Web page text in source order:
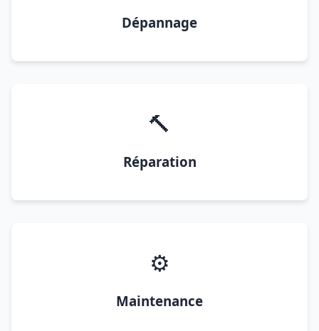
Dépannage
🔨
Réparation
⚙️
Maintenance